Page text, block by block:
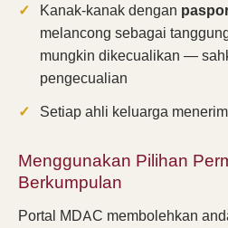
Kanak-kanak dengan
melancong sebagai
mungkin dikecualikan —
pengecualian
Setiap ahli keluarga
Menggunakan Pilihan
Berkumpulan
Portal MDAC membolehkan